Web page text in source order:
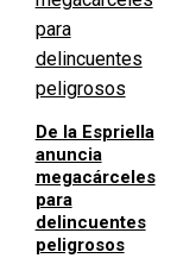
De la Espriella
anuncia
megacárceles
para
delincuentes
peligrosos